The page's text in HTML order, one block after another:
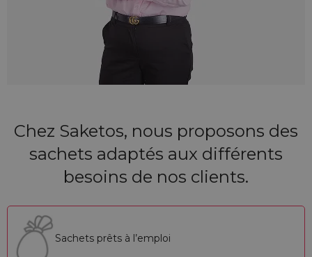
Chez Saketos, nous proposons des
sachets adaptés aux différents
besoins de nos clients.
Sachets prêts à l’emploi